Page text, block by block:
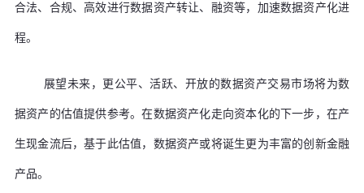
合法、合规、高效进行数据资产转让、融资等，加速数据资产化进
程。
展望未来，更公平、活跃、开放的数据资产交易市场将为数
据资产的估值提供参考。在数据资产化走向资本化的下一步，在产
生现金流后，基于此估值，数据资产或将诞生更为丰富的创新金融
产品。